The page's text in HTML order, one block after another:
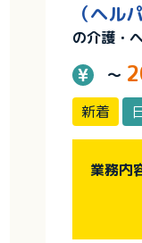
（ヘル
の介護・
～
新着
業務内